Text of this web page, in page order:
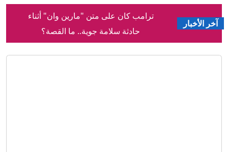
آخر الأخبار
ترامب كان على متن "مارين وان" أثناء
حادثة سلامة جوية.. ما القصة؟
رغم تقدم المفاوضات مع عُمان.. إيران